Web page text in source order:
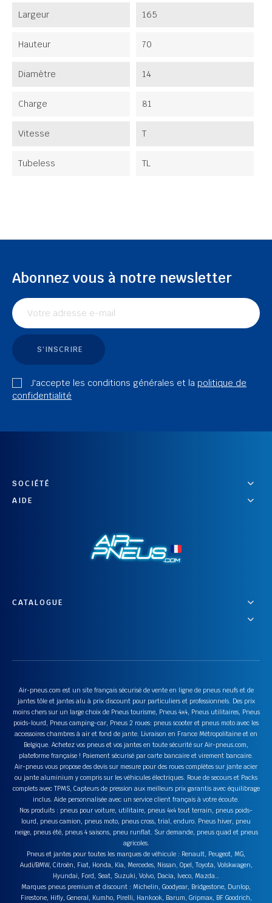
Largeur 165
Hauteur 70
Diamètre 14
Charge 81
Vitesse T
Tubeless TL
Abonnez vous à notre newsletter
S'INSCRIRE
J'accepte les conditions générales et la politique de
confidentialité
SOCIÉTÉ
AIDE
CATALOGUE
Air-pneus.com est un site français sécurisé de vente en ligne de pneus neufs et de
jantes tôle et jantes alu à prix discount pour particuliers et professionnels. Des prix
moins chers sur un large choix de Pneus tourisme, Pneus 4x4, Pneus utilitaires, Pneus
poids-lourd, Pneus camping-car, Pneus 2 roues: pneus scooter et pneus moto avec les
accessoires chambres à air et fond de jante. Livraison en France Métropolitaine et en
Belgique. Achetez vos pneus et vos jantes en toute sécurité sur Air-pneus.com,
plateforme française ! Paiement sécurisé par carte bancaire et virement bancaire.
Air-pneus vous propose des devis sur mesure pour des roues complètes sur jante acier
ou jante aluminium y compris sur les véhicules électriques. Roue de secours et Packs
complets avec TPMS, Capteurs de pression aux meilleurs prix garantis avec équilibrage
inclus. Aide personnalisée avec un service client français à votre écoute.
Nos produits : pneus pour voiture, utilitaire, pneus 4x4 tout terrain, pneus poids-
lourd, pneus camion, pneus moto, pneus cross, trial, enduro. Pneus hiver, pneu
neige, pneus été, pneus 4 saisons, pneu runflat. Sur demande, pneus quad et pneus
agricoles.
Pneus et jantes pour toutes les marques de véhicule : Renault, Peugeot, MG,
Audi/BMW, Citroën, Fiat, Honda, Kia, Mercedes, Nissan, Opel, Toyota, Volskwagen,
Hyundai, Ford, Seat, Suzuki, Volvo, Dacia, Iveco, Mazda…
Marques pneus premium et discount : Michelin, Goodyear, Bridgestone, Dunlop,
Firestone, Hifly, General, Kumho, Pirelli, Hankook, Barum, Gripmax, BF Goodrich,